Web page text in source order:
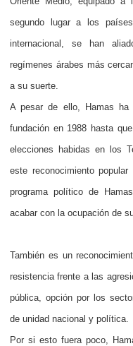
segundo lugar a los
internacional, se han
regímenes árabes más
a su suerte.
A pesar de ello, Hamas
fundación en 1988 hasta
elecciones habidas en los
este reconocimiento
programa político de
acabar con la ocupación de
También es un
resistencia frente a las
pública, opción por los
de unidad nacional y política.
Por si esto fuera poco,